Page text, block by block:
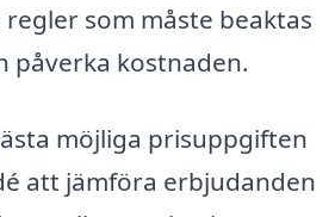
regler som måste beaktas
påverka kostnaden.
möjliga prisuppgiften
att jämföra erbjudanden